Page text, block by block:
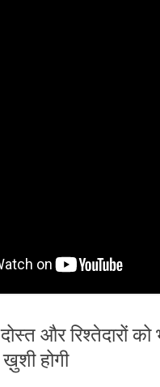
और रिश्तेदारों को
होगी